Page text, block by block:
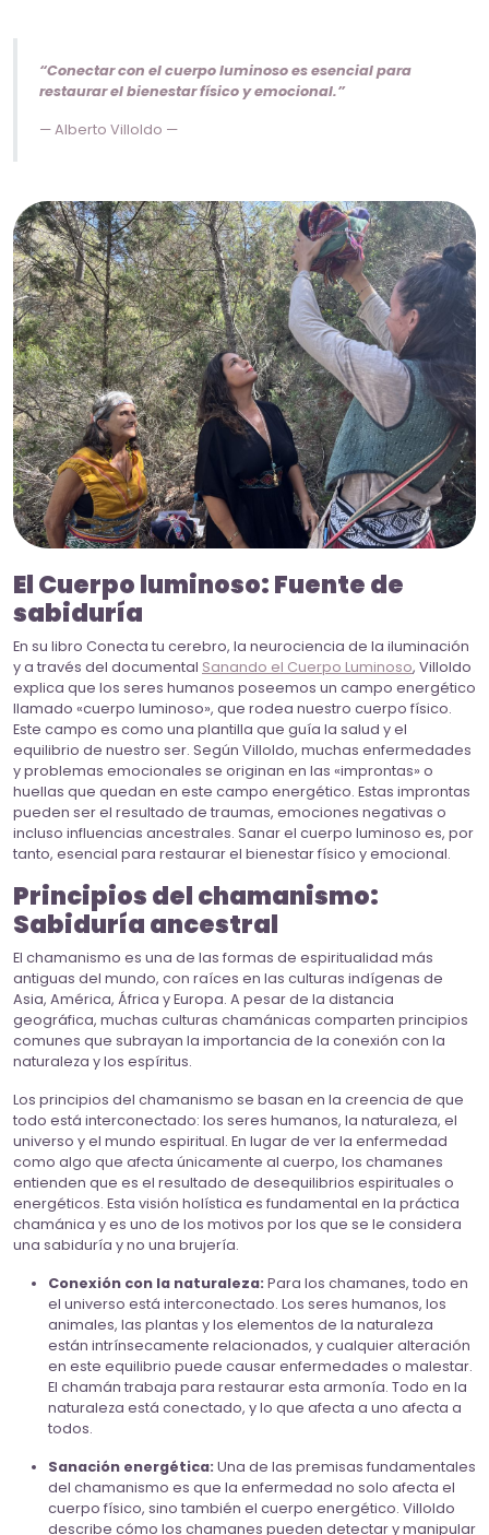
“Conectar con el cuerpo luminoso es esencial para
restaurar el bienestar físico y emocional.”
— Alberto Villoldo —
El Cuerpo luminoso: Fuente de
sabiduría
En su libro Conecta tu cerebro, la neurociencia de la iluminación
y a través del documental Sanando el Cuerpo Luminoso, Villoldo
explica que los seres humanos poseemos un campo energético
llamado «cuerpo luminoso», que rodea nuestro cuerpo físico.
Este campo es como una plantilla que guía la salud y el
equilibrio de nuestro ser. Según Villoldo, muchas enfermedades
y problemas emocionales se originan en las «improntas» o
huellas que quedan en este campo energético. Estas improntas
pueden ser el resultado de traumas, emociones negativas o
incluso influencias ancestrales. Sanar el cuerpo luminoso es, por
tanto, esencial para restaurar el bienestar físico y emocional.
Principios del chamanismo:
Sabiduría ancestral
El chamanismo es una de las formas de espiritualidad más
antiguas del mundo, con raíces en las culturas indígenas de
Asia, América, África y Europa. A pesar de la distancia
geográfica, muchas culturas chamánicas comparten principios
comunes que subrayan la importancia de la conexión con la
naturaleza y los espíritus.
Los principios del chamanismo se basan en la creencia de que
todo está interconectado: los seres humanos, la naturaleza, el
universo y el mundo espiritual. En lugar de ver la enfermedad
como algo que afecta únicamente al cuerpo, los chamanes
entienden que es el resultado de desequilibrios espirituales o
energéticos. Esta visión holística es fundamental en la práctica
chamánica y es uno de los motivos por los que se le considera
una sabiduría y no una brujería.
Conexión con la naturaleza: Para los chamanes, todo en
el universo está interconectado. Los seres humanos, los
animales, las plantas y los elementos de la naturaleza
están intrínsecamente relacionados, y cualquier alteración
en este equilibrio puede causar enfermedades o malestar.
El chamán trabaja para restaurar esta armonía. Todo en la
naturaleza está conectado, y lo que afecta a uno afecta a
todos.
Sanación energética: Una de las premisas fundamentales
del chamanismo es que la enfermedad no solo afecta el
cuerpo físico, sino también el cuerpo energético. Villoldo
describe cómo los chamanes pueden detectar y manipular